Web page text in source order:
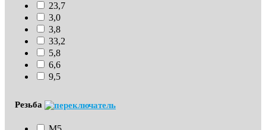
23,7
3,0
3,8
33,2
5,8
6,6
9,5
Резьба